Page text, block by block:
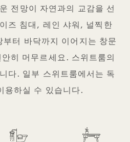
전망이 자연과의 교감을 선
즈 침대, 레인 샤워, 널찍한
터 바닥까지 이어지는 창문
히 머무르세요. 스위트룸의
다. 일부 스위트룸에서는 독
용하실 수 있습니다.